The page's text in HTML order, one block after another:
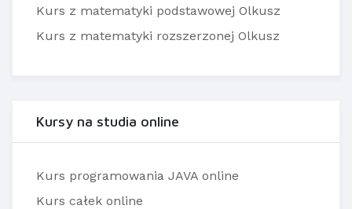
Kurs z matematyki podstawowej Olkusz
Kurs z matematyki rozszerzonej Olkusz
Kursy na studia online
Kurs programowania JAVA online
Kurs całek online